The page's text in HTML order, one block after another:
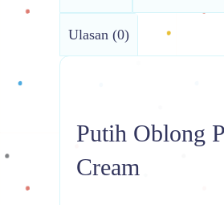
Ulasan (0)
Putih Oblong
Cream